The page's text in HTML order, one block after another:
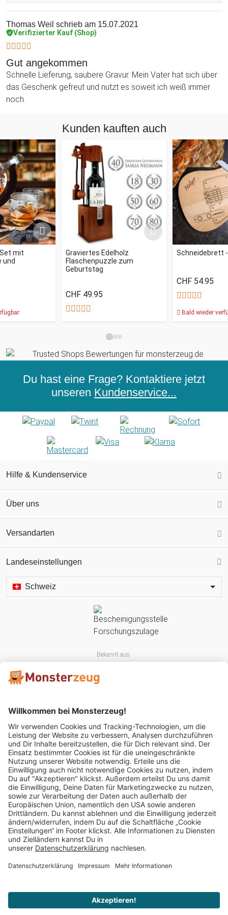
Thomas Weil schrieb am 15.07.2021
Verifizierter Kauf (Shop)
Gut angekommen
Schnelle Lieferung, saubere Gravur. Mein Vater hat sich über
das Geschenk gefreut und nutzt es soweit ich weiß immer
noch.
Kunden kauften auch
mit
und
Graviertes Edelholz
Flaschenpuzzle zum
Geburtstag
CHF 49.95
Schneidebrett
CHF 54.95
Bald wieder
Du hast eine Frage? Kontaktiere jetzt
unseren Kundenservice...
Hilfe & Kundenservice
Über uns
Versandarten
Landeseinstellungen
Schweiz
Bekannt aus:
Mitglied im:
Impressum AGB Widerrufsbelehrung
Vertrag widerrufen